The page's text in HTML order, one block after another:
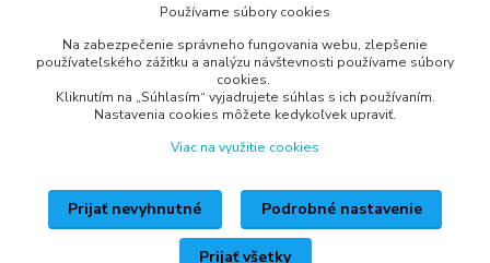
0902 527 909
info@pprsystem.sk
Upravit sběr cookies.
Používame súbory cookies
Na zabezpečenie správneho fungovania webu, zlepšenie
používateľského zážitku a analýzu návštevnosti používame súbory
cookies.
Kliknutím na „Súhlasím“ vyjadrujete súhlas s ich používaním.
Nastavenia cookies môžete kedykoľvek upraviť.
Viac na využitie cookies
Prijať nevyhnutné Podrobné nastavenie
Prijať všetky